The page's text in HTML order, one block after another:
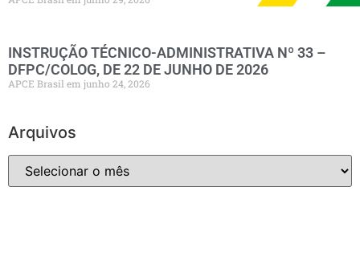
INSTRUÇÃO TÉCNICO-ADMINISTRATIVA Nº 33 –
DFPC/COLOG, DE 22 DE JUNHO DE 2026
APCE Brasil junho 24, 2026
Arquivos